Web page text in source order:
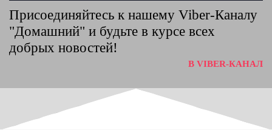
Присоединяйтесь к нашему Viber-Каналу
"Домашний" и будьте в курсе всех
добрых новостей!
В VIBER-КАНАЛ